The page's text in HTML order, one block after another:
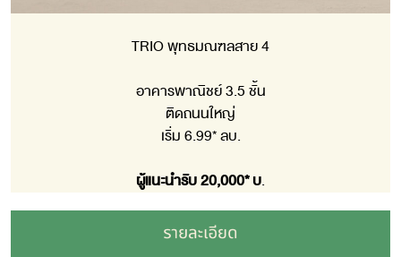
TRIO พุทธมณฑลสาย 4
อาคารพาณิชย์ 3.5 ชั้น
ติดถนนใหญ่
เริ่ม 6.99* ลบ.
ผู้แนะนำรับ 20,000* บ.